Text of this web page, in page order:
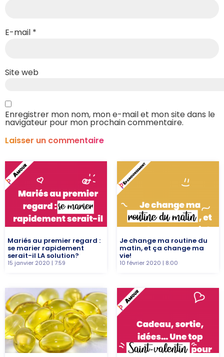
E-mail *
Site web
Enregistrer mon nom, mon e-mail et mon site dans le
navigateur pour mon prochain commentaire.
Mariés au premier regard :
se marier rapidement
serait-il LA solution?
15 janvier 2020 7:59
Je change ma routine du
matin, et ça change ma
vie!
10 février 2020 8:00